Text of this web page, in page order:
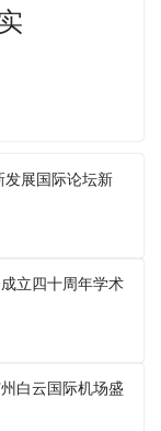
展国际论坛新
立四十周年学术
白云国际机场盛